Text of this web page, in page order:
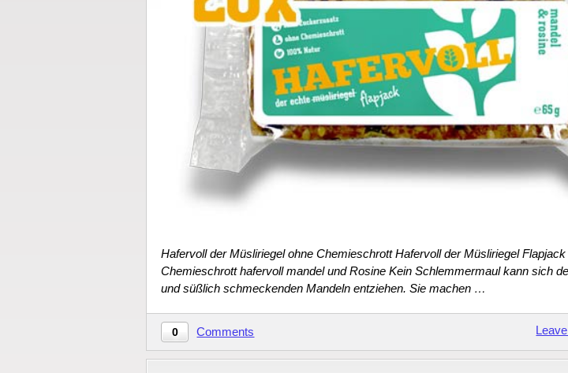
Hafervoll der Müsliriegel ohne Chemieschrott Hafervoll der Müsliriegel Flapjack
Chemieschrott hafervoll mandel und Rosine Kein Schlemmermaul kann sich
und süßlich schmeckenden Mandeln entziehen. Sie machen …
0 Comments